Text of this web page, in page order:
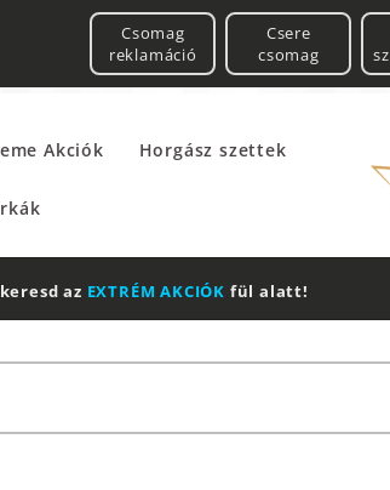
Csomag
reklamáció
Csere
csomag
Akciók Horgász szettek
az EXTRÉM AKCIÓK fül alatt!